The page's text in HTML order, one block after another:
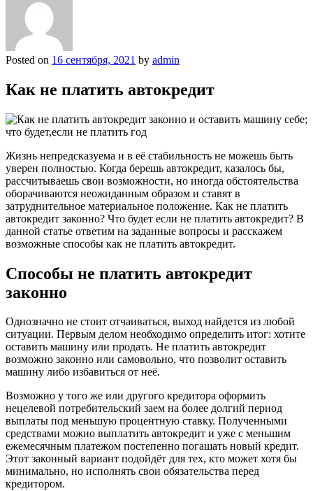
Posted on 16 сентября, 2021 by admin
Как не платить автокредит
Жизнь непредсказуема и в её стабильность не можешь быть
уверен полностью. Когда берешь автокредит, казалось бы,
рассчитываешь свои возможности, но иногда обстоятельства
оборачиваются неожиданным образом и ставят в
затруднительное материальное положение. Как не платить
автокредит законно? Что будет если не платить автокредит? В
данной статье ответим на заданные вопросы и расскажем
возможные способы как не платить автокредит.
Способы не платить автокредит
законно
Однозначно не стоит отчаиваться, выход найдется из любой
ситуации. Первым делом необходимо определить итог: хотите
оставить машину или продать. Не платить автокредит
возможно законно или самовольно, что позволит оставить
машину либо избавиться от неё.
Возможно у того же или другого кредитора оформить
нецелевой потребительский заем на более долгий период
выплаты под меньшую процентную ставку. Полученными
средствами можно выплатить автокредит и уже с меньшим
ежемесячным платежом постепенно погашать новый кредит.
Этот законный вариант подойдёт для тех, кто может хотя бы
минимально, но исполнять свои обязательства перед
кредитором.